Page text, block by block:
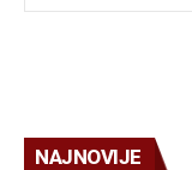
NAJNOVIJE